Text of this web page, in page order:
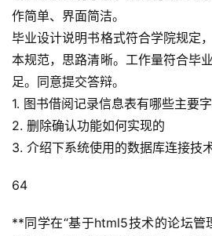
作简单、界面简洁。
毕业设计说明书格式符合学院规定
本规范，思路清晰。工作量符合毕
足。同意提交答辩。
1. 图书借阅记录信息表有哪些主要
2. 删除确认功能如何实现的
3. 介绍下系统使用的数据库连接技
64
**同学在“基于html5技术的论坛管